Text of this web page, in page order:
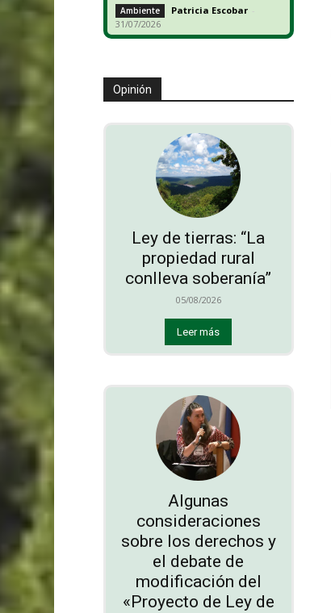
Ambiente Patricia Escobar -
31/07/2026
Opinión
Ley de tierras: “La
propiedad rural
conlleva soberanía”
05/08/2026
Leer más
Algunas
consideraciones
sobre los derechos y
el debate de
modificación del
«Proyecto de Ley de